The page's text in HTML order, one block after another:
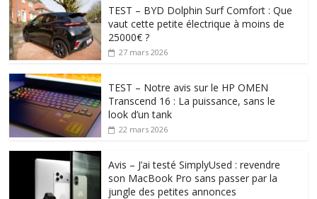
TEST – BYD Dolphin Surf Comfort : Que
vaut cette petite électrique à moins de
25000€ ?
27 mars 2026
TEST – Notre avis sur le HP OMEN
Transcend 16 : La puissance, sans le
look d’un tank
22 mars 2026
Avis – J’ai testé SimplyUsed : revendre
son MacBook Pro sans passer par la
jungle des petites annonces